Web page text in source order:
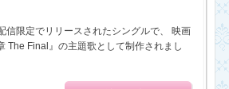
信限定でリリースされたシングルで、 映画
The Final』の主題歌として制作されまし